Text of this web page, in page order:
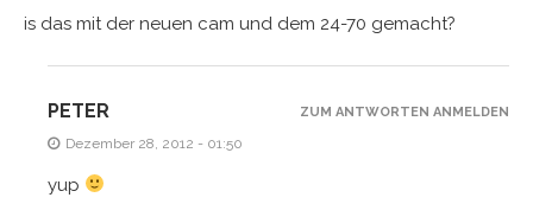
is das mit der neuen cam und dem 24-70 gemacht?
PETER
Dezember 28, 2012 - 01:50
yup
ZUM ANTWORTEN ANMELDEN